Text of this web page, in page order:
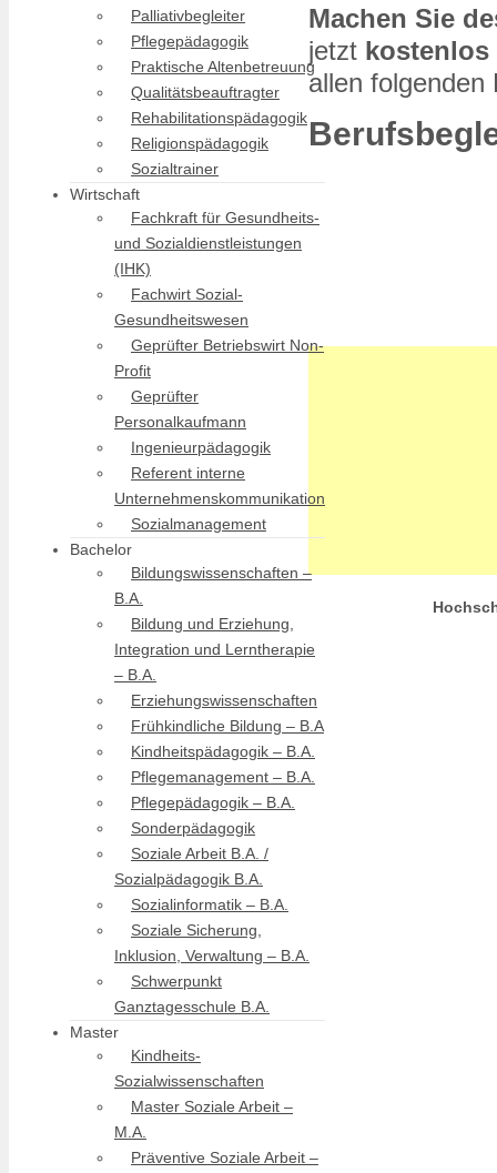
Machen Sie
jetzt kostenlos
allen folgenden
Palliativbegleiter
Pflegepädagogik
Praktische Altenbetreuung
Qualitätsbeauftragter
Rehabilitationspädagogik
Religionspädagogik
Sozialtrainer
Wirtschaft
Fachkraft für Gesundheits-
und Sozialdienstleistungen
(IHK)
Fachwirt Sozial-
Gesundheitswesen
Geprüfter Betriebswirt Non-
Profit
Geprüfter
Personalkaufmann
Ingenieurpädagogik
Referent interne
Unternehmenskommunikation
Sozialmanagement
Bachelor
Bildungswissenschaften –
B.A.
Bildung und Erziehung,
Integration und Lerntherapie
– B.A.
Erziehungswissenschaften
Frühkindliche Bildung – B.A
Kindheitspädagogik – B.A.
Pflegemanagement – B.A.
Pflegepädagogik – B.A.
Sonderpädagogik
Soziale Arbeit B.A. /
Sozialpädagogik B.A.
Sozialinformatik – B.A.
Soziale Sicherung,
Inklusion, Verwaltung – B.A.
Schwerpunkt
Ganztagesschule B.A.
Master
Kindheits-
Sozialwissenschaften
Master Soziale Arbeit –
M.A.
Präventive Soziale Arbeit –